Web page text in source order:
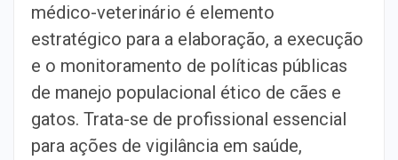
médico-veterinário é elemento
estratégico para a elaboração, a execução
e o monitoramento de políticas públicas
de manejo populacional ético de cães e
gatos. Trata-se de profissional essencial
para ações de vigilância em saúde,